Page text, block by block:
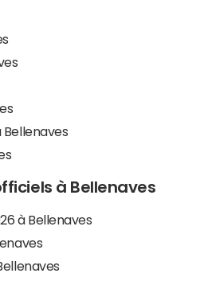
à Bellenaves
à Bellenaves